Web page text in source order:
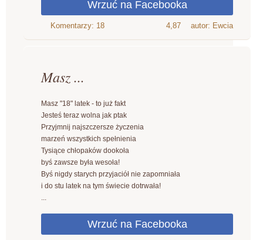
4,87 autor: Ewcia
Masz ...
Masz "18" latek - to już fakt
Jesteś teraz wolna jak ptak
Przyjmnij najszczersze życzenia
marzeń wszystkich spełnienia
Tysiące chłopaków dookoła
byś zawsze była wesoła!
Byś nigdy starych przyjaciół nie zapomniała
i do stu latek na tym świecie dotrwała!
...